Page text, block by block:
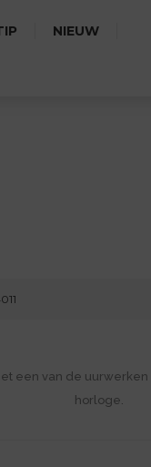
NIEUW
een van de
horloge.